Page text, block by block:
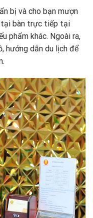
bị và cho bạn mượn
tại bàn trực tiếp tại
phẩm khác. Ngoài ra,
hướng dẫn du lịch để